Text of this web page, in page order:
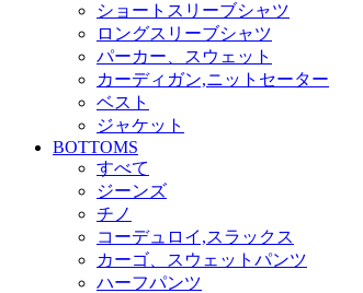
ショートスリーブシャツ
ロングスリーブシャツ
パーカー、スウェット
カーディガン,ニットセーター
ベスト
ジャケット
BOTTOMS
すべて
ジーンズ
チノ
コーデュロイ,スラックス
カーゴ、スウェットパンツ
ハーフパンツ